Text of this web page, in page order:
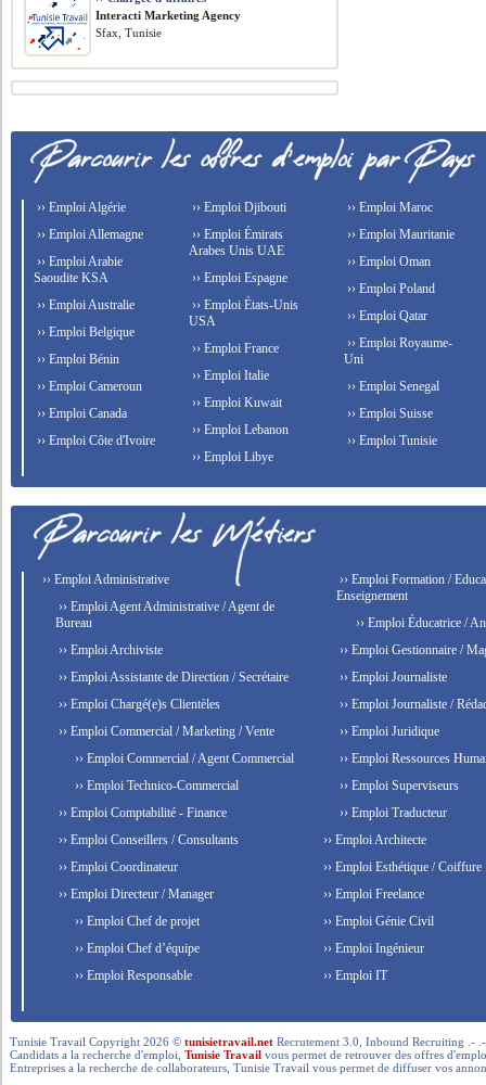
Interacti Marketing Agency
Sfax, Tunisie
›› Emploi Algérie
›› Emploi Allemagne
›› Emploi Arabie
Saoudite KSA
›› Emploi Australie
›› Emploi Belgique
›› Emploi Bénin
›› Emploi Cameroun
›› Emploi Canada
›› Emploi Côte d'Ivoire
›› Emploi Djibouti
›› Emploi Émirats
Arabes Unis UAE
›› Emploi Espagne
›› Emploi États-Unis
USA
›› Emploi France
›› Emploi Italie
›› Emploi Kuwait
›› Emploi Lebanon
›› Emploi Libye
›› Emploi Maroc
›› Emploi Mauritanie
›› Emploi Oman
›› Emploi Poland
›› Emploi Qatar
›› Emploi Royaume-
Uni
›› Emploi Senegal
›› Emploi Suisse
›› Emploi Tunisie
›› Emploi Administrative
›› Emploi Agent Administrative / Agent de
Bureau
›› Emploi Archiviste
›› Emploi Assistante de Direction / Secrétaire
›› Emploi Chargé(e)s Clientèles
›› Emploi Commercial / Marketing / Vente
›› Emploi Commercial / Agent Commercial
›› Emploi Technico-Commercial
›› Emploi Comptabilité - Finance
›› Emploi Conseillers / Consultants
›› Emploi Coordinateur
›› Emploi Directeur / Manager
›› Emploi Chef de projet
›› Emploi Chef d’équipe
›› Emploi Responsable
›› Emploi Formation /
Enseignement
›› Emploi Éducatrice /
›› Emploi Gestionnaire /
›› Emploi Journaliste
›› Emploi Journaliste /
›› Emploi Juridique
›› Emploi Ressources
›› Emploi Superviseurs
›› Emploi Traducteur
›› Emploi Architecte
›› Emploi Esthétique / Coiffure
›› Emploi Freelance
›› Emploi Génie Civil
›› Emploi Ingénieur
›› Emploi IT
Tunisie Travail Copyright 2026 ©tunisietravail.net Recrutement 3.0, Inbound Recruiting .-
Candidats a la recherche d'emploi,Tunisie Travail vous permet de retrouver des offres
Entreprises a la recherche de collaborateurs, Tunisie Travail vous permet de diffuser vos